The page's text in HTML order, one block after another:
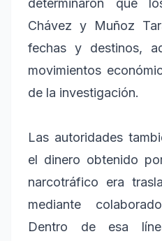
determinaron que
Chávez y Muñoz
fechas y destinos,
movimientos
de la investigación.
Las autoridades
el dinero obtenido
narcotráfico era
mediante
Dentro de esa